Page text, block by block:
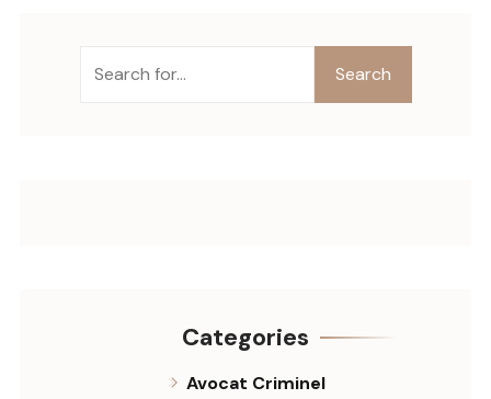
Search
Categories
Avocat Criminel